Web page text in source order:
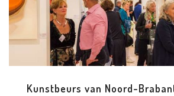
Kunstbeurs van Noord-